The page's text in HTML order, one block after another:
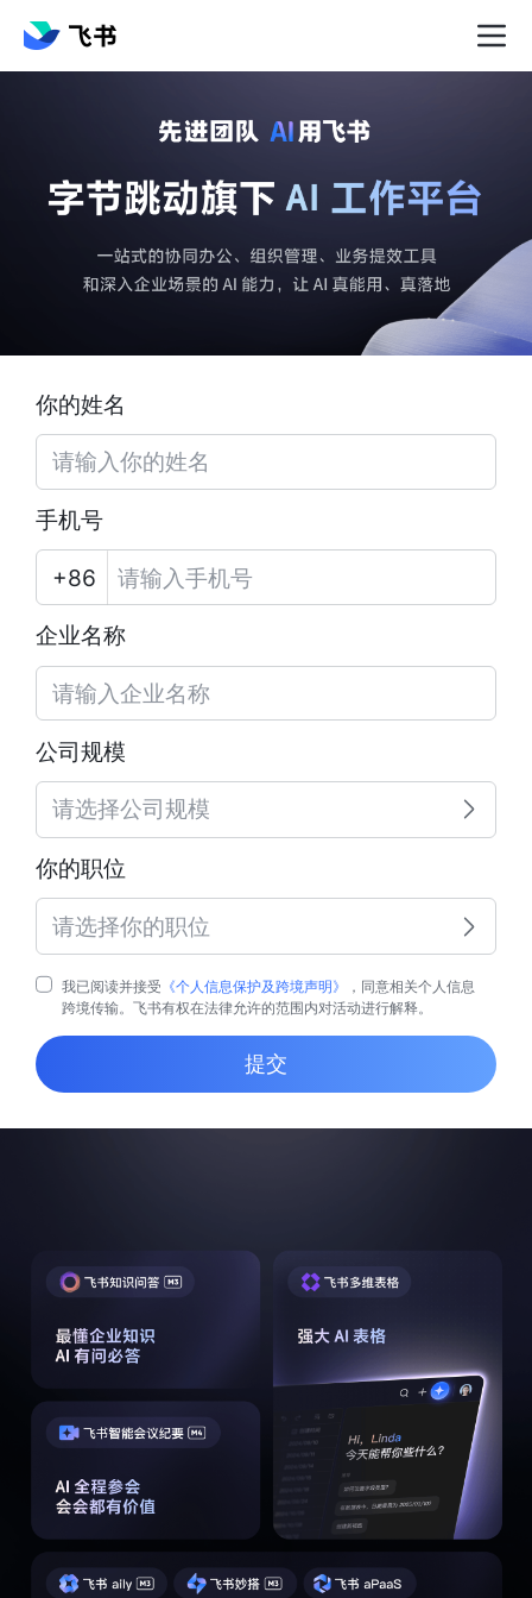
你的姓名
手机号
企业名称
公司规模
请选择公司规模
你的职位
请选择你的职位
我已阅读并接受 《个人信息保护及跨境声明》
，同意相关个人信息
跨境传输。飞书有权在法律允许的范围内对活动进行解释。
提交